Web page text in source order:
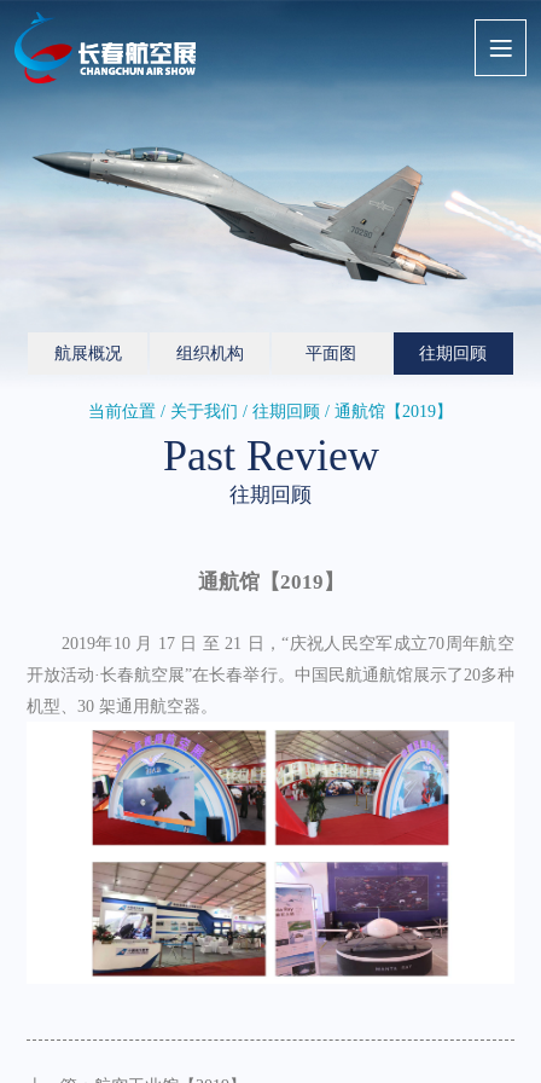
航展概况 组织机构 平面图 往期回顾
当前位置 / 关于我们 / 往期回顾 / 通航馆【2019】
Past Review
往期回顾
通航馆【2019】
2019年10 月 17 日 至 21 日，“庆祝人民空军成立70周年航空
开放活动·长春航空展”在长春举行。中国民航通航馆展示了20多种
机型、30 架通用航空器。